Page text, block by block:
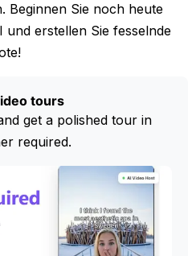
Beginnen Sie noch heute
und erstellen Sie fesselnde
tours
get a polished tour in
required.